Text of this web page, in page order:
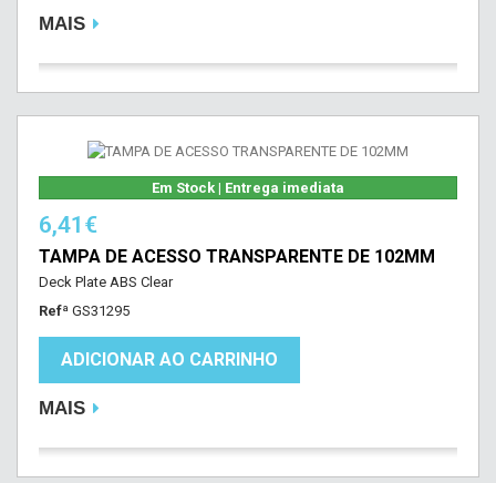
MAIS
Em Stock | Entrega imediata
6,41€
TAMPA DE ACESSO TRANSPARENTE DE 102MM
Deck Plate ABS Clear
Refª GS31295
ADICIONAR AO CARRINHO
MAIS